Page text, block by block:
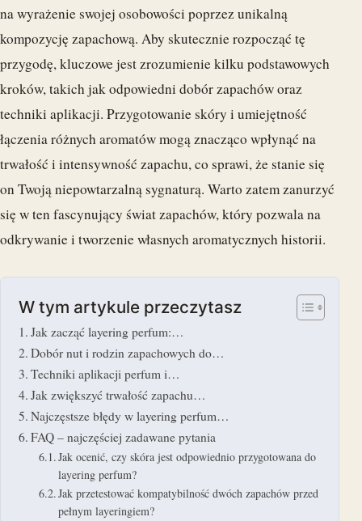
na wyrażenie swojej osobowości poprzez unikalną
kompozycję zapachową. Aby skutecznie rozpocząć tę
przygodę, kluczowe jest zrozumienie kilku podstawowych
kroków, takich jak odpowiedni dobór zapachów oraz
techniki aplikacji. Przygotowanie skóry i umiejętność
łączenia różnych aromatów mogą znacząco wpłynąć na
trwałość i intensywność zapachu, co sprawi, że stanie się
on Twoją niepowtarzalną sygnaturą. Warto zatem zanurzyć
się w ten fascynujący świat zapachów, który pozwala na
odkrywanie i tworzenie własnych aromatycznych historii.
W tym artykule przeczytasz
Jak zacząć layering perfum:…
Dobór nut i rodzin zapachowych do…
Techniki aplikacji perfum i…
Jak zwiększyć trwałość zapachu…
Najczęstsze błędy w layering perfum…
FAQ – najczęściej zadawane pytania
Jak ocenić, czy skóra jest odpowiednio przygotowana do
layering perfum?
Jak przetestować kompatybilność dwóch zapachów przed
pełnym layeringiem?